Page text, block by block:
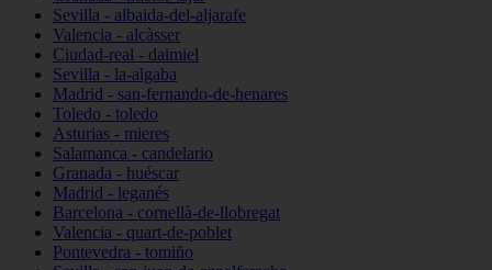
Sevilla - albaida-del-aljarafe
Valencia - alcàsser
Ciudad-real - daimiel
Sevilla - la-algaba
Madrid - san-fernando-de-henares
Toledo - toledo
Asturias - mieres
Salamanca - candelario
Granada - huéscar
Madrid - leganés
Barcelona - cornellà-de-llobregat
Valencia - quart-de-poblet
Pontevedra - tomiño